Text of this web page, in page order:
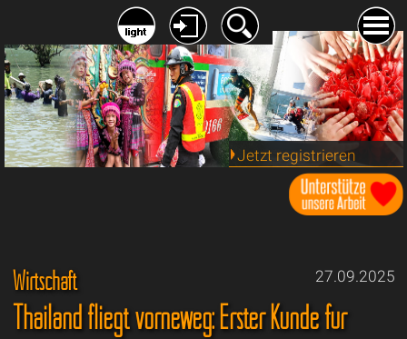
Jetzt registrieren
27.09.2025
Wirtschaft
Thailand fliegt vorneweg: Erster Kunde für